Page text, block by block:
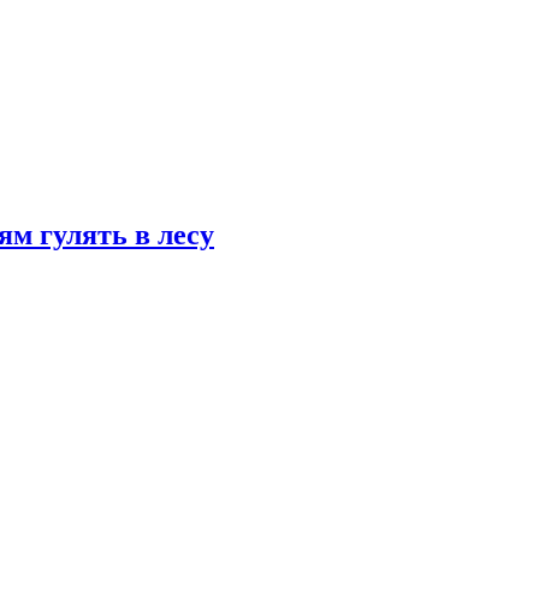
гулять в лесу